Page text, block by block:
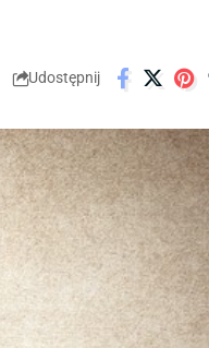
Udostępnij